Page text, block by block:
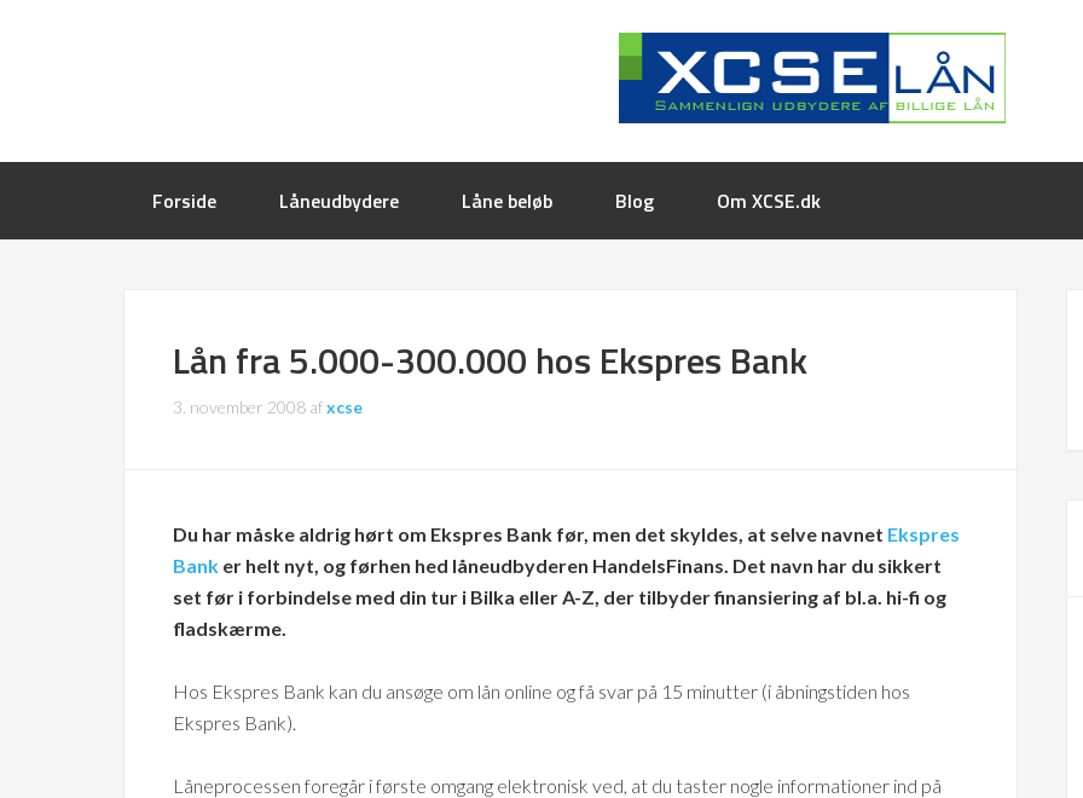
Forside Låneudbydere Låne beløb Blog Om XCSE.dk
Lån fra 5.000-300.000 hos Ekspres Bank
3. november 2008 afxcse
Du har måske aldrig hørt om Ekspres Bank før, men det skyldes, at selve navnet Ekspres
Bank er helt nyt, og førhen hed låneudbyderen HandelsFinans. Det navn har du sikkert
set før i forbindelse med din tur i Bilka eller A-Z, der tilbyder finansiering af bl.a. hi-fi og
fladskærme.
Hos Ekspres Bank kan du ansøge om lån online og få svar på 15 minutter (i åbningstiden hos
Ekspres Bank).
Låneprocessen foregår i første omgang elektronisk ved, at du taster nogle informationer ind på